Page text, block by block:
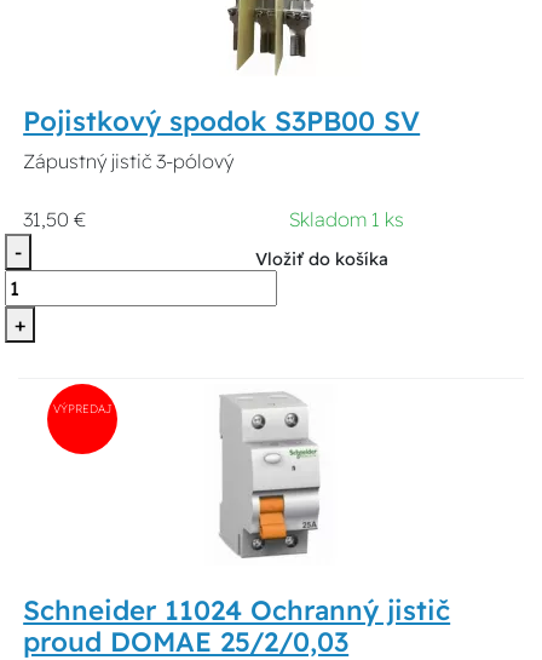
Pojistkový spodok S3PB00 SV
Zápustný jistič 3-pólový
31,50 €
Skladom 1 ks
-
+
Vložiť do košíka
VÝPREDAJ
Schneider 11024 Ochranný jistič
proud DOMAE 25/2/0,03